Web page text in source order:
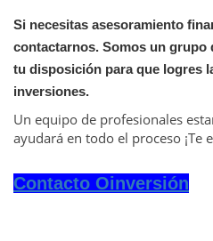
Si necesitas asesoramiento
contactarnos. Somos un grupo
tu disposición para que logres
inversiones.
Un equipo de profesionales
ayudará en todo el proceso ¡Te
Contacto Oinversión